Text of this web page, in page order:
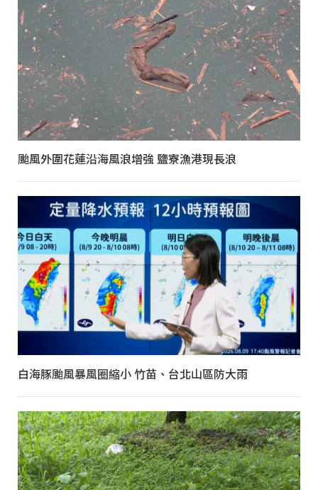
颱風外圍花蓮沿海風浪增強 鹽寮漁港現長浪
白海豚颱風暴風圈縮小 竹苗、台北山區防大雨